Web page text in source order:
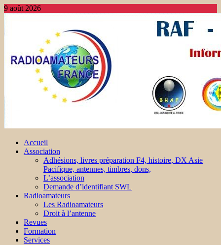
9 août 2026
Accueil
Association
Adhésions, livres préparation F4, histoire, DX Asie
Pacifique, antennes, timbres, dons,
L’association
Demande d’identifiant SWL
Radioamateurs
Les Radioamateurs
Droit à l’antenne
Revues
Formation
Services